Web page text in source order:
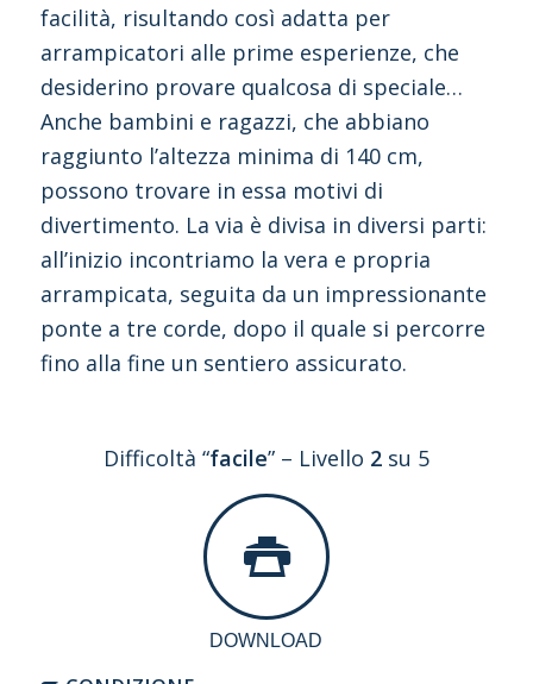
facilità, risultando così adatta per
arrampicatori alle prime esperienze, che
desiderino provare qualcosa di speciale…
Anche bambini e ragazzi, che abbiano
raggiunto l’altezza minima di 140 cm,
possono trovare in essa motivi di
divertimento. La via è divisa in diversi parti:
all’inizio incontriamo la vera e propria
arrampicata, seguita da un impressionante
ponte a tre corde, dopo il quale si percorre
fino alla fine un sentiero assicurato.
Difficoltà “facile” – Livello 2su 5
DOWNLOAD